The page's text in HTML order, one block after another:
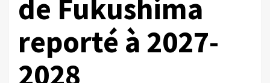
de Fukushima
reporté à 2027-
2028